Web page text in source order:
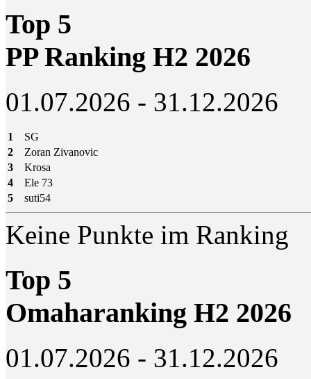
Top 5
PP Ranking H2 2026
01.07.2026 - 31.12.2026
1
SG
2
Zoran Zivanovic
3
Krosa
4
Ele 73
5
suti54
Keine Punkte im Ranking
Top 5
Omaharanking H2 2026
01.07.2026 - 31.12.2026